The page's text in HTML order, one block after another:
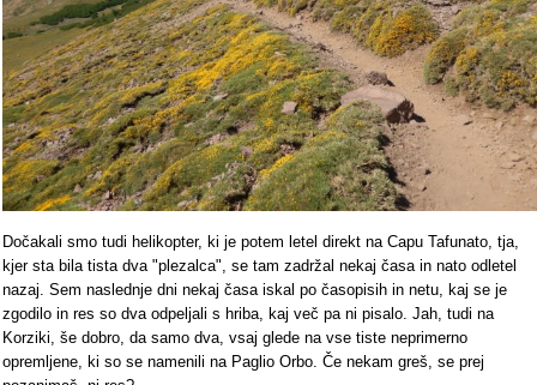
Dočakali smo tudi helikopter, ki je potem letel direkt na Capu Tafunato, tja,
kjer sta bila tista dva "plezalca", se tam zadržal nekaj časa in nato odletel
nazaj. Sem naslednje dni nekaj časa iskal po časopisih in netu, kaj se je
zgodilo in res so dva odpeljali s hriba, kaj več pa ni pisalo. Jah, tudi na
Korziki, še dobro, da samo dva, vsaj glede na vse tiste neprimerno
opremljene, ki so se namenili na Paglio Orbo. Če nekam greš, se prej